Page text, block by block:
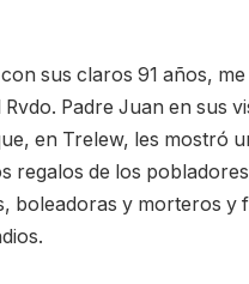
sus claros 91 años,
Padre Juan en sus
en Trelew, les mostró
regalos de los
boleadoras y morteros y